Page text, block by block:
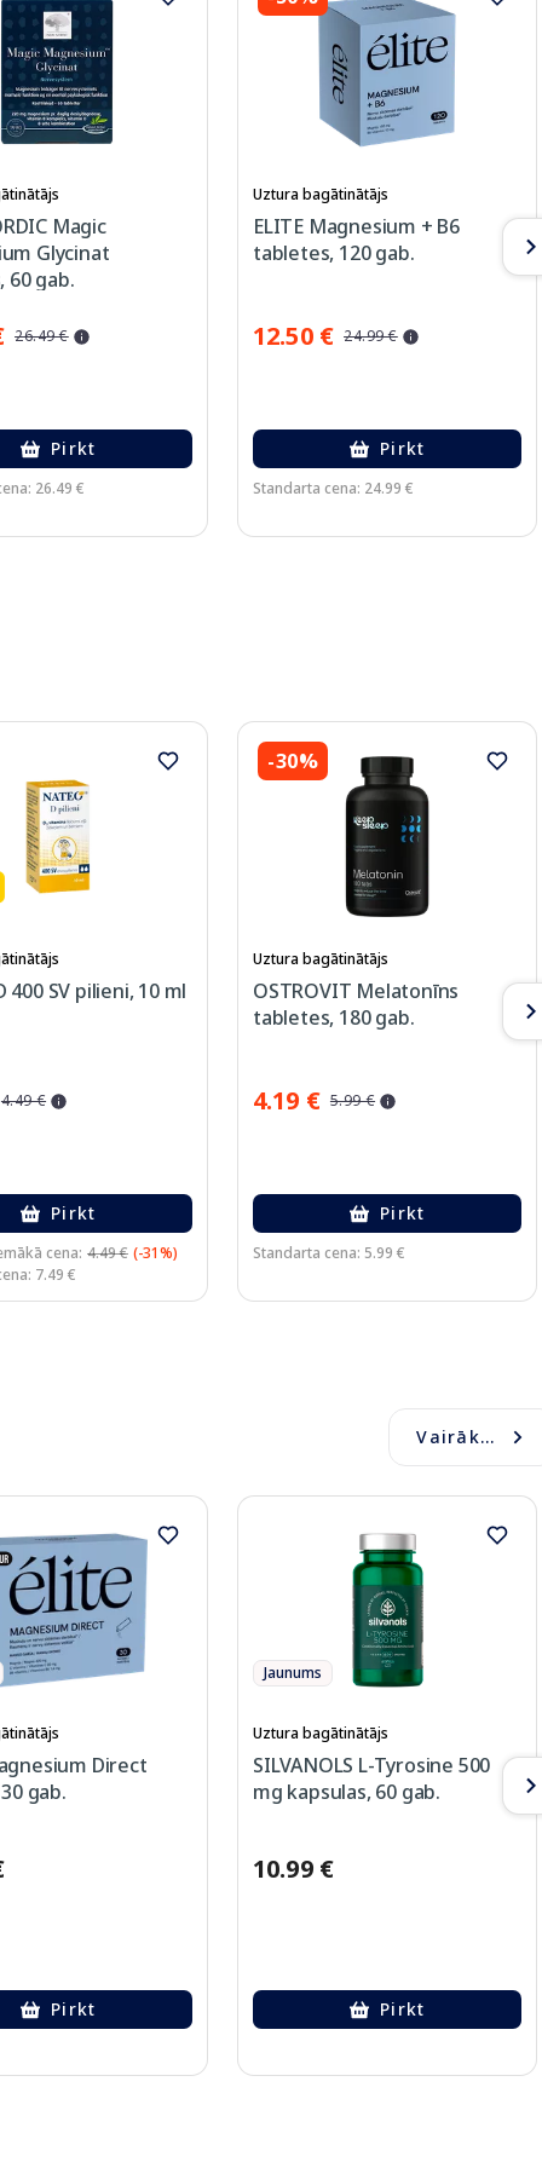
Magic
Glycinat
60 gab.
26.49 €
Pirkt
26.49 €
Uztura bagātinātājs
ELITE Magnesium + B6
tabletes, 120 gab.
12.50 € 24.99 €
Pirkt
Standarta cena: 24.99 €
400 SV pilieni, 10 ml
4.49 €
Pirkt
cena: 4.49 € (-31%)
7.49 €
-30%
Uztura bagātinātājs
OSTROVIT Melatonīns
tabletes, 180 gab.
4.19 € 5.99 €
Pirkt
Standarta cena: 5.99 €
Vairāk...
Direct
gab.
Pirkt
Jaunums
Uztura bagātinātājs
SILVANOLS L-Tyrosine 500
mg kapsulas, 60 gab.
10.99 €
Pirkt